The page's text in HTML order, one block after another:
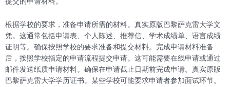
根据学校的要求，准备申请所需的材料。真实原版巴黎萨克雷大学文
凭。这通常包括申请表、个人陈述、推荐信、学术成绩单、语言成绩
证明等。确保按照学校的要求准备和提交材料。完成申请材料准备
后，按照学校指定的申请流程提交申请。这可能需要在线申请或通过
邮件发送纸质申请材料。确保在申请截止日期前完成申请。真实原版
巴黎萨克雷大学学历证书。某些学校可能要求申请者参加面试环节。